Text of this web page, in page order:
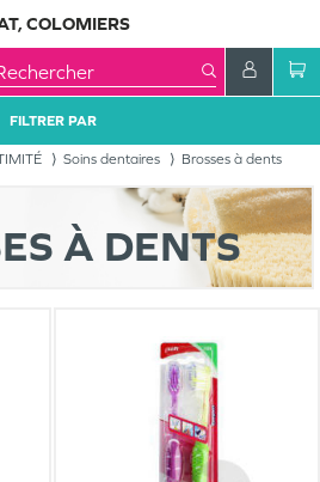
COLOMIERS
Soins dentaires Brosses à dents
FILTRER PAR
À DENTS